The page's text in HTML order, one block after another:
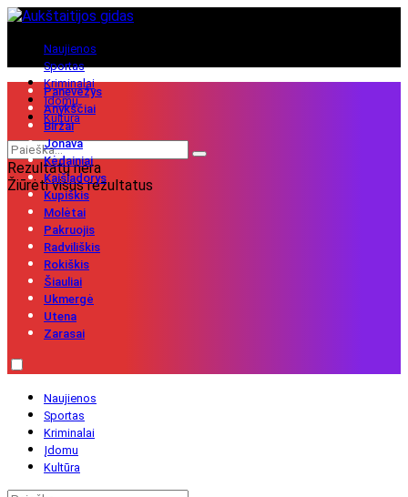
Naujienos
Sportas
Kriminalai
Įdomu
Kultūra
Rezultatų nėra
Žiūrėti visus rezultatus
Panevėžys
Anykščiai
Biržai
Jonava
Kėdainiai
Kaišiadorys
Kupiškis
Molėtai
Pakruojis
Radviliškis
Rokiškis
Šiauliai
Ukmergė
Utena
Zarasai
Naujienos
Sportas
Kriminalai
Įdomu
Kultūra